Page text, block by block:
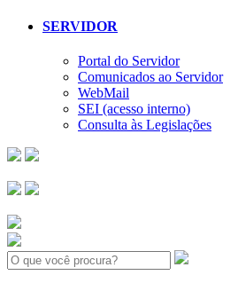
SERVIDOR
Portal do Servidor
Comunicados ao Servidor
WebMail
SEI (acesso interno)
Consulta às Legislações
Search: